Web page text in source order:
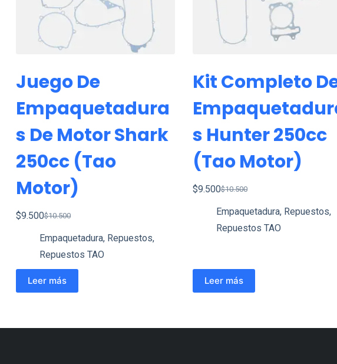
Juego De
Empaquetadura
S De Motor Shark
250cc (tao
Motor)
$10.500
El
precio
original
era:
$9.500
El
precio
actual
es:
Empaquetadura, Repuestos,
Repuestos TAO
Leer más
Kit Completo
S Hunter 250cc
(Tao Motor)
$10.500
El
precio
original
$9.500
El
precio
actual
Empaquetadura, Repuestos,
Repuestos TAO
Leer más